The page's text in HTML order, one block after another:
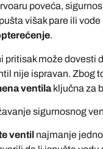
poveća,
višak pare ili vode
.
pritisak može dovesti
nije ispravan. Zbog
ventilaključna za
sigurnosnog
ventil najmanje